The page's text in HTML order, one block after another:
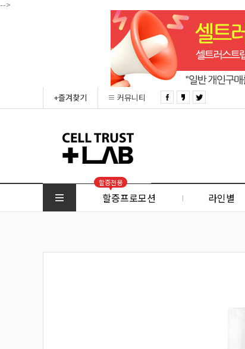
-->
+즐겨찾기 커뮤니티
할증전용
할증프로모션 라인별